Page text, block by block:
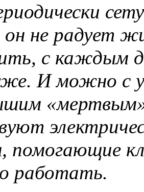
он не радует
с каждым
И можно с
помогающие
работать.